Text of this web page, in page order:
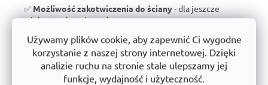
Używamy plików cookie, aby zapewnić Ci wygodne
korzystanie z naszej strony internetowej. Dzięki
analizie ruchu na stronie stale ulepszamy jej
funkcje, wydajność i użyteczność.
✅ Możliwość zakotwiczenia do ściany- dla jeszcze
większego bezpieczeństwa.
Wyprodukowano w Czechach
- brak taniego importu, ale
wsparcie dla czeskiej produkcji.
10 lat gwarancji- dowód jakości i długoterminowej
trwałości.